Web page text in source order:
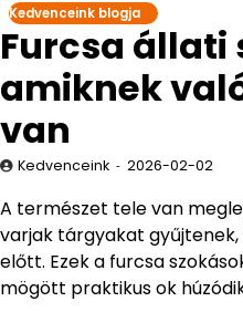
Kedvenceink blogja
Furcsa állati
amiknek
van
Kedvenceink 2026-02-02
A természet tele van
varjak tárgyakat
előtt. Ezek a furcsa
mögött praktikus ok